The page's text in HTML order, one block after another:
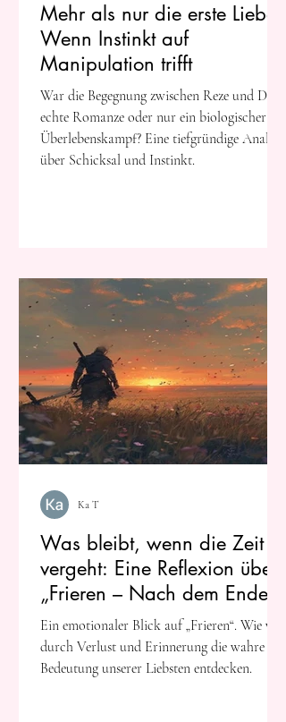
Mehr als nur die erste Liebe:
Wenn Instinkt auf
Manipulation trifft
War die Begegnung zwischen Reze und Denji
echte Romanze oder nur ein biologischer
Überlebenskampf? Eine tiefgründige Analyse
über Schicksal und Instinkt.
Was bleibt, wenn die Zeit
vergeht: Eine Reflexion über
„Frieren – Nach dem Ende
der Reise“
Ein emotionaler Blick auf „Frieren“. Wie wir
durch Verlust und Erinnerung die wahre
Bedeutung unserer Liebsten entdecken.
Ka T